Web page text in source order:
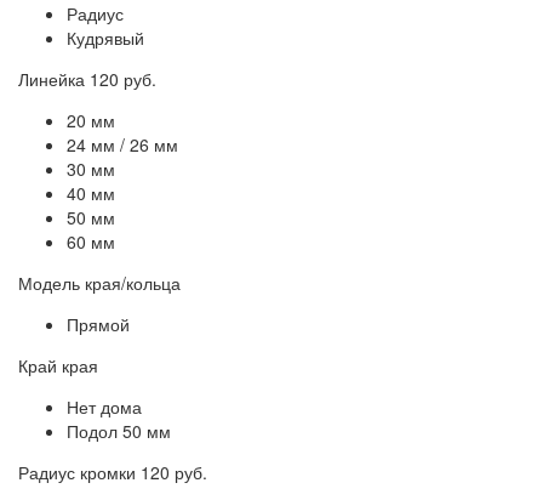
Радиус
Кудрявый
Линейка 120 руб.
20 мм
24 мм / 26 мм
30 мм
40 мм
50 мм
60 мм
Модель края/кольца
Прямой
Край края
Нет дома
Подол 50 мм
Радиус кромки 120 руб.